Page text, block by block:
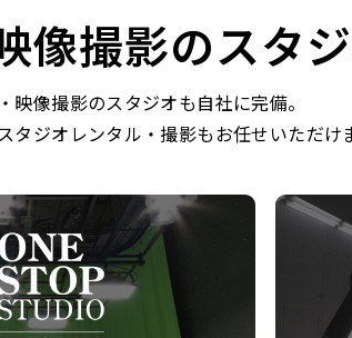
像撮影のスタ
映像撮影のスタジオも自社に完備。
タジオレンタル・撮影もお任せいただけ